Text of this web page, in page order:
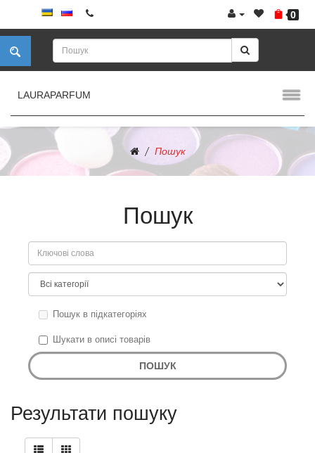
0
LAURAPARFUM
Пошук
Пошук
Пошук в підкатегоріях
Шукати в описі товарів
Результати пошуку